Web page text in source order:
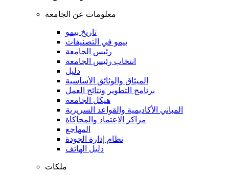
معلومات عن الجامعة
تاريخ بيمو
بيمو في التصنيفات
رئيس الجامعة
انتخاب رئيس الجامعة
دليل
الميثاق والوثائق الأساسية
برنامج التطوير ونتائج العمل
هيكل الجامعة
المباني الأكاديمية والقواعد السريرية
مراكز الاعتماد والمحاكاة
المهاجع
نظام إدارة الجودة
دليل الهاتف
ملكات